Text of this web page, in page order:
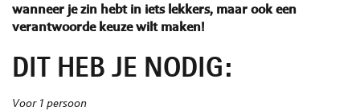
wanneer je zin hebt in iets lekkers, maar ook een
verantwoorde keuze wilt maken!
DIT HEB JE NODIG:
Voor 1 persoon